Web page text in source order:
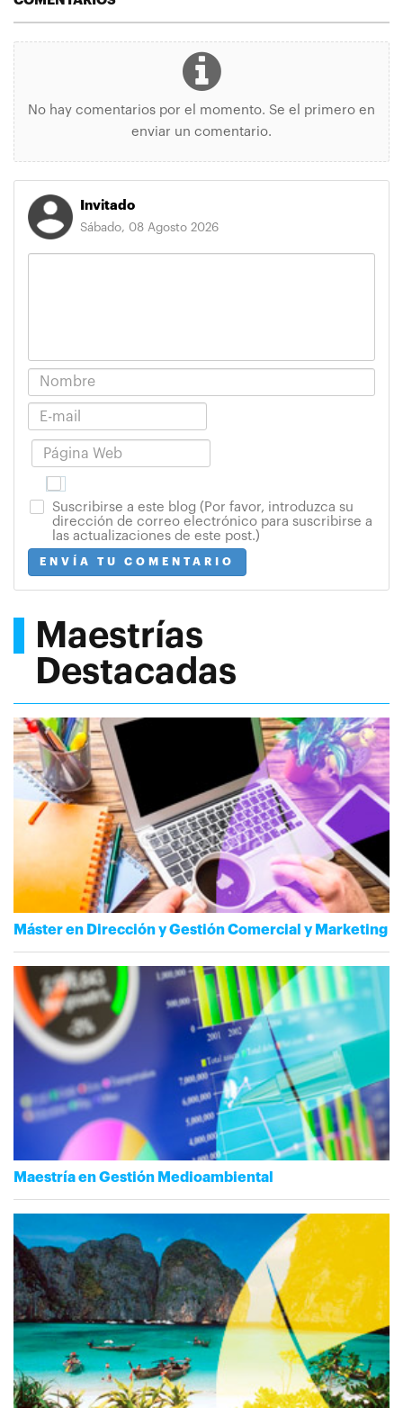
No hay comentarios por el momento. Se el primero en
enviar un comentario.
Invitado
Sábado, 08 Agosto 2026
Suscribirse a este blog (Por favor, introduzca su
dirección de correo electrónico para suscribirse a
las actualizaciones de este post.)
ENVÍA TU COMENTARIO
Maestrías
Destacadas
Máster en Dirección y Gestión Comercial y Marketing
Maestría en Gestión Medioambiental